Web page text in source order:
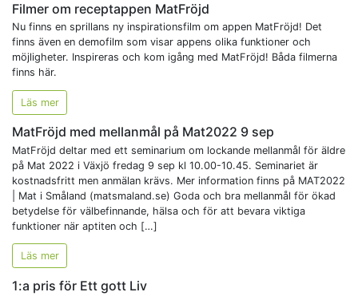
Filmer om receptappen MatFröjd
Nu finns en sprillans ny inspirationsfilm om appen MatFröjd! Det
finns även en demofilm som visar appens olika funktioner och
möjligheter. Inspireras och kom igång med MatFröjd! Båda filmerna
finns här.
Läs mer
MatFröjd med mellanmål på Mat2022 9 sep
MatFröjd deltar med ett seminarium om lockande mellanmål för äldre
på Mat 2022 i Växjö fredag 9 sep kl 10.00-10.45. Seminariet är
kostnadsfritt men anmälan krävs. Mer information finns på MAT2022
| Mat i Småland (matsmaland.se) Goda och bra mellanmål för ökad
betydelse för välbefinnande, hälsa och för att bevara viktiga
funktioner när aptiten och […]
Läs mer
1:a pris för Ett gott Liv